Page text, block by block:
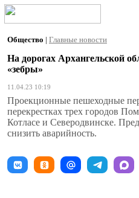
Общество | Главные новости
На дорогах Архангельской
«зебры»
11.04.23 10:19
Проекционные пешеходные
перекрестках трех городов
Котласе и Северодвинске.
снизить аварийность.